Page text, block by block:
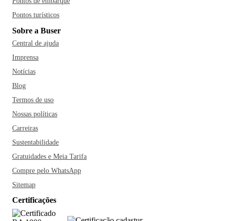
Pontos turísticos
Sobre a Buser
Central de ajuda
Imprensa
Notícias
Blog
Termos de uso
Nossas políticas
Carreiras
Sustentabilidade
Gratuidades e Meia Tarifa
Compre pelo WhatsApp
Sitemap
Certificações